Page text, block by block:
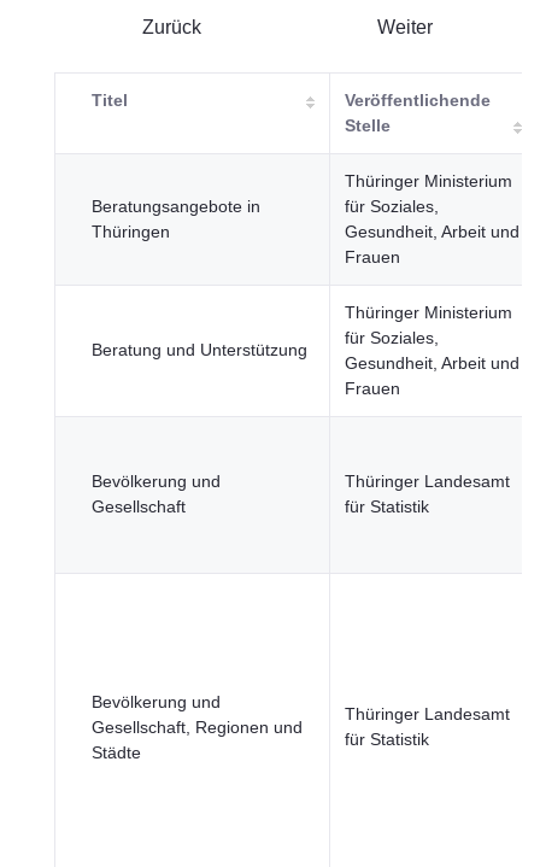
Zurück Weiter
Titel
Veröffentlichende
Stelle
Beratungsangebote in
Thüringen
Thüringer Ministerium
für Soziales,
Gesundheit, Arbeit und
Frauen
Beratung und Unterstützung
Thüringer Ministerium
für Soziales,
Gesundheit, Arbeit und
Frauen
Bevölkerung und
Gesellschaft
Thüringer Landesamt
für Statistik
Bevölkerung und
Gesellschaft, Regionen und
Städte
Thüringer Landesamt
für Statistik